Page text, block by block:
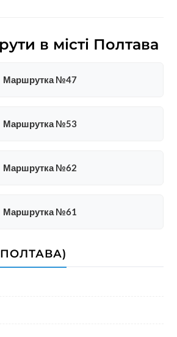
в місті Полтава
Маршрутка №47
Маршрутка №53
Маршрутка №62
Маршрутка №61